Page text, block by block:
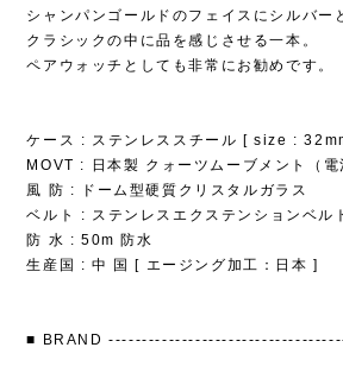
シャンパンゴールドのフェイスにシルバー
クラシックの中に品を感じさせる一本。
ペアウォッチとしても非常にお勧めです。
ケース : ステンレススチール [ size :
MOVT : 日本製 クォーツムーブメント（電
風 防 : ドーム型硬質クリスタルガラス
ベルト : ステンレスエクステンションベ
防 水 : 50m 防水
生産国 : 中 国 [ エージング加工：日本 ]
■ BRAND